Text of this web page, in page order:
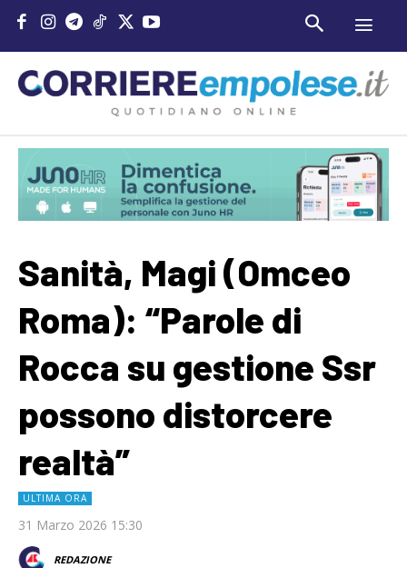
Sanità, Magi (Omceo
Roma): “Parole di
Rocca su gestione Ssr
possono distorcere
realtà”
ULTIMA ORA
31 Marzo 2026 15:30
REDAZIONE